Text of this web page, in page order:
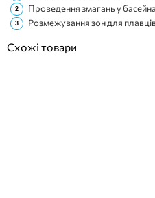
Проведення змагань у
Розмежування зон для
Схожі товари